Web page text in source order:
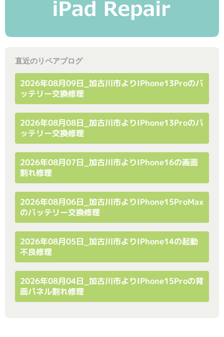
直近のリペアブログ
2026年08月09日_加古川市よりiPhone13Proのバ
ッテリー交換修理
2026年08月08日_加古川市よりiPhone13Proのバ
ッテリー交換修理
2026年08月07日_加古川市よりiPhone16の画面
割れ修理
2026年08月06日_加古川市よりiPhone15ProMax
のバッテリー交換修理
2026年08月05日_加古川市よりiPhone14の起動
不良修理
2026年08月04日_加古川市よりiPhone15Proの背
面パネル割れ修理